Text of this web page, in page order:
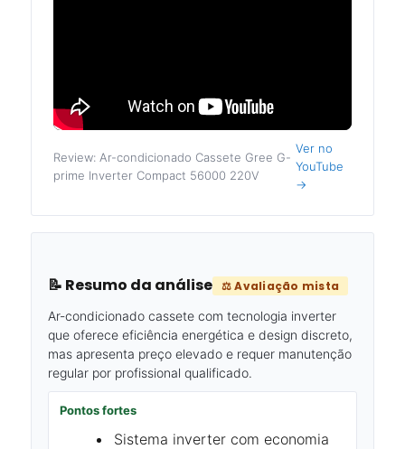
Review: Ar-condicionado Cassete Gree G-
prime Inverter Compact 56000 220V
Ver no
YouTube
→
📝 Resumo da análise ⚖️ Avaliação mista
Ar-condicionado cassete com tecnologia inverter
que oferece eficiência energética e design discreto,
mas apresenta preço elevado e requer manutenção
regular por profissional qualificado.
Pontos fortes
Sistema inverter com economia